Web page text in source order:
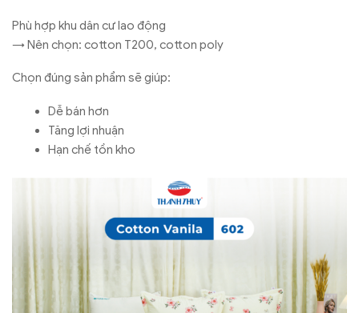
Phù hợp khu dân cư lao động
→ Nên chọn: cotton T200, cotton poly
Chọn đúng sản phẩm sẽ giúp:
Dễ bán hơn
Tăng lợi nhuận
Hạn chế tồn kho